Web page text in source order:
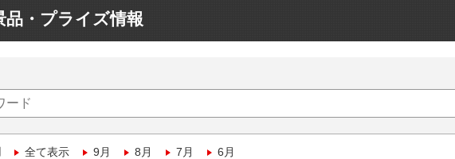
品・プライズ情報
全て表示 9月 8月 7月 6月